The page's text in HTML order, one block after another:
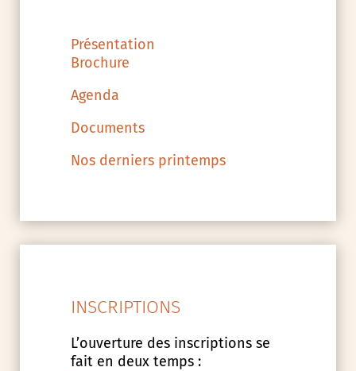
Présentation
Brochure
Agenda
Documents
Nos derniers printemps
INSCRIPTIONS
L’ouverture des inscriptions se
fait en deux temps :